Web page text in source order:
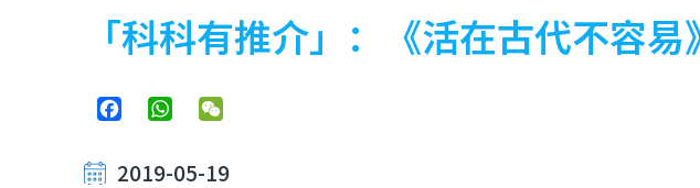
屑
「科科有推介」：《活在古代不容
FacebookWhatsApp
2019-05-19